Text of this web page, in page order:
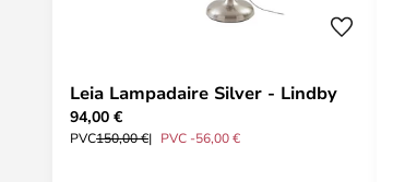
Leia Lampadaire Silver - Lindby
94,00 €
PVC150,00 € PVC -56,00 €